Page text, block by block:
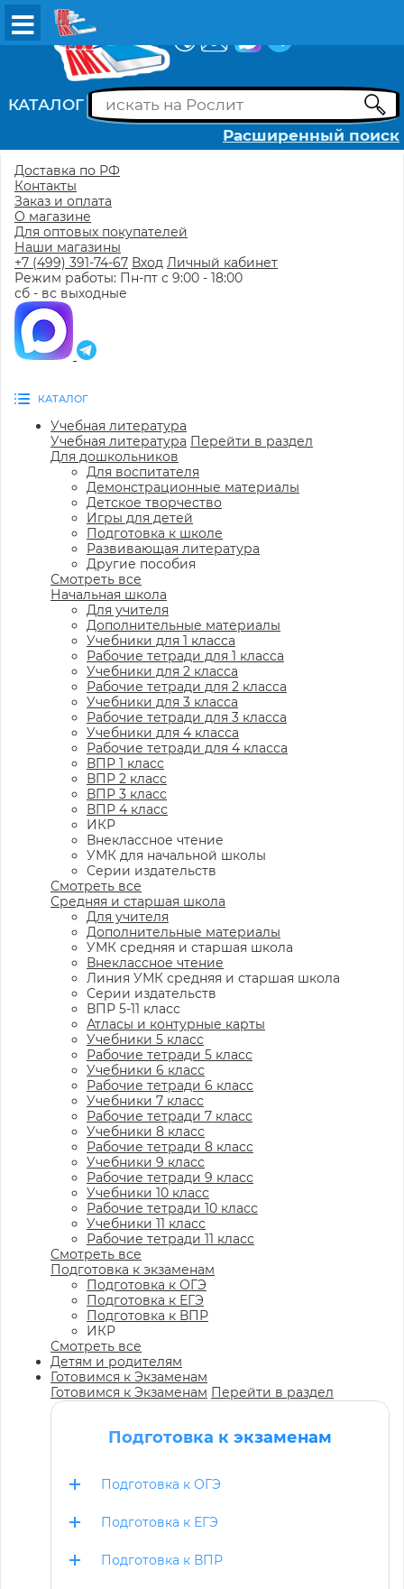
КАТАЛОГ
Расширенный поиск
Доставка по РФ
Контакты
Заказ и оплата
О магазине
Для оптовых покупателей
Наши магазины
+7 (499) 391-74-67 Вход Личный кабинет
Режим работы: Пн-пт с 9:00 - 18:00
сб - вс выходные
КАТАЛОГ
Учебная литература
Учебная литература Перейти в раздел
Для дошкольников
Для воспитателя
Демонстрационные материалы
Детское творчество
Игры для детей
Подготовка к школе
Развивающая литература
Другие пособия
Смотреть все
Начальная школа
Для учителя
Дополнительные материалы
Учебники для 1 класса
Рабочие тетради для 1 класса
Учебники для 2 класса
Рабочие тетради для 2 класса
Учебники для 3 класса
Рабочие тетради для 3 класса
Учебники для 4 класса
Рабочие тетради для 4 класса
ВПР 1 класс
ВПР 2 класс
ВПР 3 класс
ВПР 4 класс
ИКР
Внеклассное чтение
УМК для начальной школы
Серии издательств
Смотреть все
Средняя и старшая школа
Для учителя
Дополнительные материалы
УМК средняя и старшая школа
Внеклассное чтение
Линия УМК средняя и старшая школа
Серии издательств
ВПР 5-11 класс
Атласы и контурные карты
Учебники 5 класс
Рабочие тетради 5 класс
Учебники 6 класс
Рабочие тетради 6 класс
Учебники 7 класс
Рабочие тетради 7 класс
Учебники 8 класс
Рабочие тетради 8 класс
Учебники 9 класс
Рабочие тетради 9 класс
Учебники 10 класс
Рабочие тетради 10 класс
Учебники 11 класс
Рабочие тетради 11 класс
Смотреть все
Подготовка к экзаменам
Подготовка к ОГЭ
Подготовка к ЕГЭ
Подготовка к ВПР
ИКР
Смотреть все
Детям и родителям
Готовимся к Экзаменам
Готовимся к Экзаменам Перейти в раздел
Подготовка к экзаменам
Подготовка к ОГЭ
Подготовка к ЕГЭ
Подготовка к ВПР